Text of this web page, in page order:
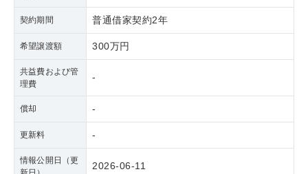
契約期間 普通借家契約2年
希望譲渡額 300万円
共益費および管
理費
-
償却 -
更新料 -
情報公開日（更
2026-06-11